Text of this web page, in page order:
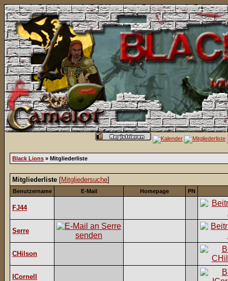
Black Lions » Mitgliederliste
Mitgliederliste [Mitgliedersuche]
Benutzername E-Mail Homepage PN
FJ44
Serre
CHilson
ICornell